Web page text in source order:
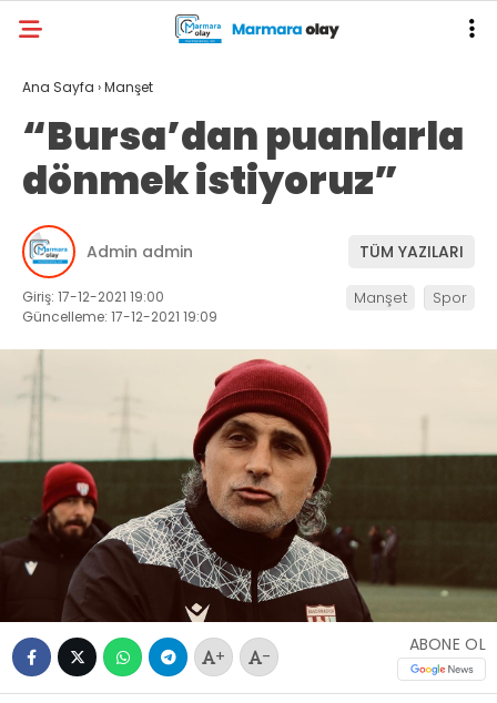
Ana Sayfa ›Manşet
“Bursa’dan puanlarla
dönmek istiyoruz”
Admin admin TÜM YAZILARI
Giriş: 17-12-2021 19:00
Güncelleme: 17-12-2021 19:09
Manşet Spor
+ -
ABONE OL